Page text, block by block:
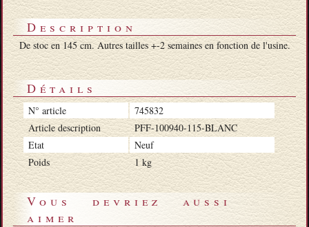
Description
De stoc en 145 cm. Autres tailles +-2 semaines en fonction de l'usine.
Détails
N° article
745832
Article description
PFF-100940-115-BLANC
Etat
Neuf
Poids
1 kg
Vous devriez aussi
aimer